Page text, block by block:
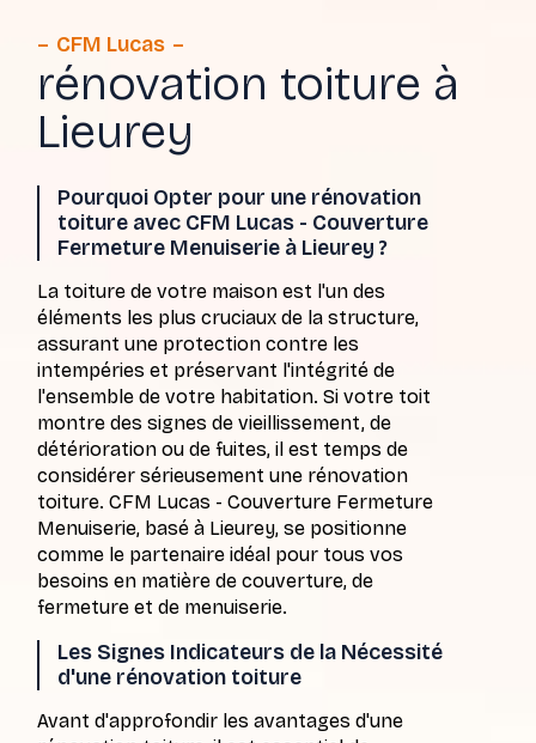
CFM Lucas
rénovation toiture à
Lieurey
Pourquoi Opter pour une rénovation
toiture avec CFM Lucas - Couverture
Fermeture Menuiserie à Lieurey ?
La toiture de votre maison est l'un des
éléments les plus cruciaux de la structure,
assurant une protection contre les
intempéries et préservant l'intégrité de
l'ensemble de votre habitation. Si votre toit
montre des signes de vieillissement, de
détérioration ou de fuites, il est temps de
considérer sérieusement une rénovation
toiture. CFM Lucas - Couverture Fermeture
Menuiserie, basé à Lieurey, se positionne
comme le partenaire idéal pour tous vos
besoins en matière de couverture, de
fermeture et de menuiserie.
Les Signes Indicateurs de la Nécessité
d'une rénovation toiture
Avant d'approfondir les avantages d'une